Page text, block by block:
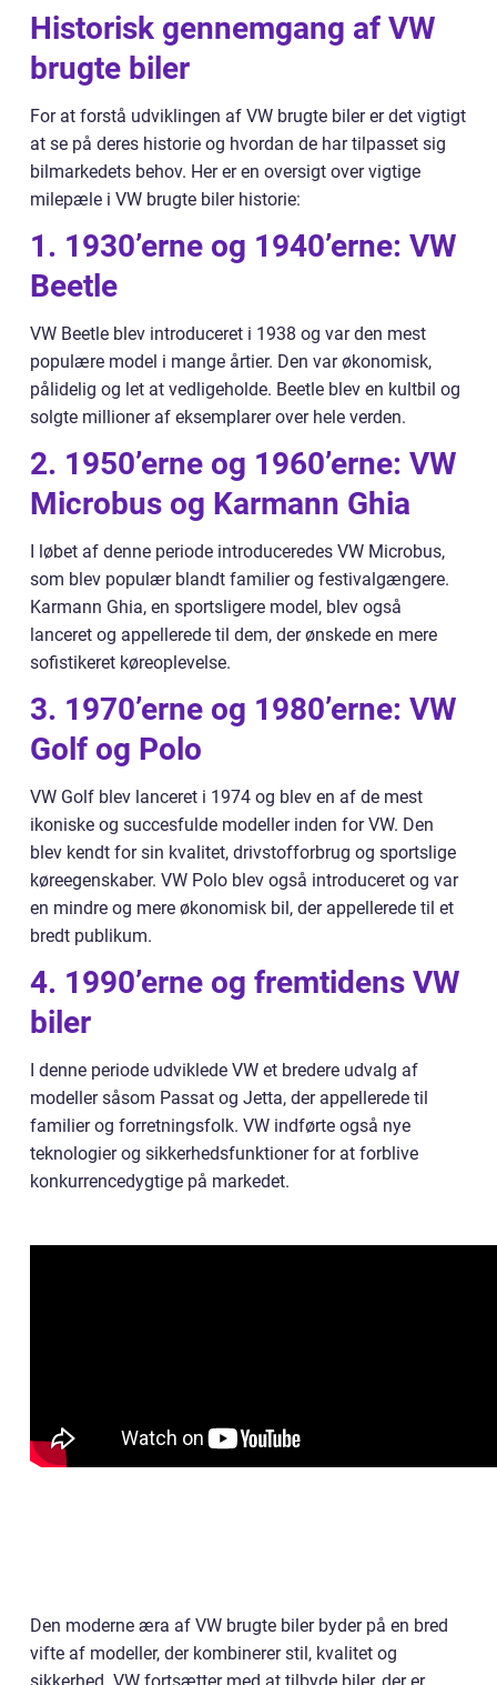
Historisk gennemgang af VW
brugte biler
For at forstå udviklingen af VW brugte biler er det vigtigt
at se på deres historie og hvordan de har tilpasset sig
bilmarkedets behov. Her er en oversigt over vigtige
milepæle i VW brugte biler historie:
1. 1930’erne og 1940’erne: VW
Beetle
VW Beetle blev introduceret i 1938 og var den mest
populære model i mange årtier. Den var økonomisk,
pålidelig og let at vedligeholde. Beetle blev en kultbil og
solgte millioner af eksemplarer over hele verden.
2. 1950’erne og 1960’erne: VW
Microbus og Karmann Ghia
I løbet af denne periode introduceredes VW Microbus,
som blev populær blandt familier og festivalgængere.
Karmann Ghia, en sportsligere model, blev også
lanceret og appellerede til dem, der ønskede en mere
sofistikeret køreoplevelse.
3. 1970’erne og 1980’erne: VW
Golf og Polo
VW Golf blev lanceret i 1974 og blev en af de mest
ikoniske og succesfulde modeller inden for VW. Den
blev kendt for sin kvalitet, drivstofforbrug og sportslige
køreegenskaber. VW Polo blev også introduceret og var
en mindre og mere økonomisk bil, der appellerede til et
bredt publikum.
4. 1990’erne og fremtidens VW
biler
I denne periode udviklede VW et bredere udvalg af
modeller såsom Passat og Jetta, der appellerede til
familier og forretningsfolk. VW indførte også nye
teknologier og sikkerhedsfunktioner for at forblive
konkurrencedygtige på markedet.
Den moderne æra af VW brugte biler byder på en bred
vifte af modeller, der kombinerer stil, kvalitet og